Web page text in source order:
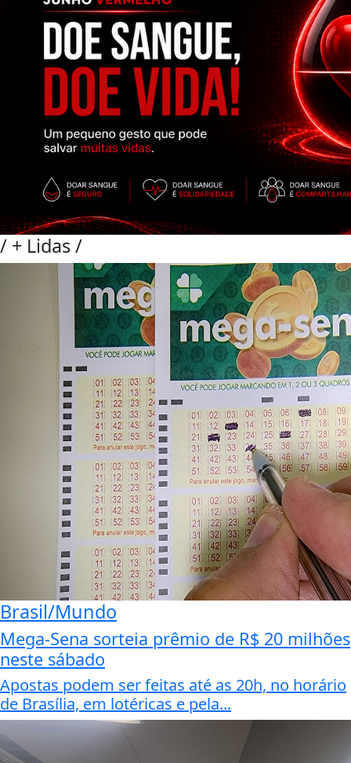
/ + Lidas/
Brasil/Mundo
Mega-Sena sorteia prêmio de R$ 20 milhões
neste sábado
Apostas podem ser feitas até as 20h, no horário
de Brasília, em lotéricas e pela...